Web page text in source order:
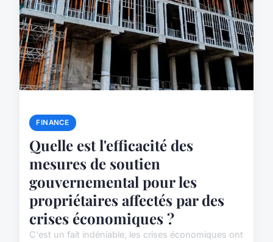
FINANCE
Quelle est l'efficacité des
mesures de soutien
gouvernemental pour les
propriétaires affectés par des
crises économiques ?
C'est un fait indéniable, les crises économiques ont